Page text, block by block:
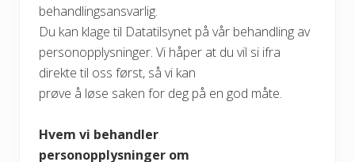
behandlingsansvarlig.
Du kan klage til Datatilsynet på vår behandling av
personopplysninger. Vi håper at du vil si ifra
direkte til oss først, så vi kan
prøve å løse saken for deg på en god måte.
Hvem vi behandler
personopplysninger om